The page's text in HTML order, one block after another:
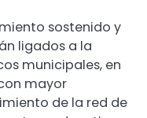
sostenido y
ligados a la
municipales, en
mayor
de la red de